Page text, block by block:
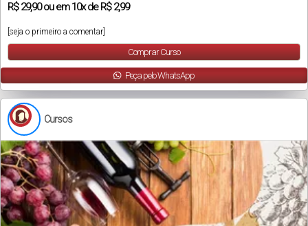
R$29,90ou em10xde R$ 2,99
[seja o primeiro a comentar]
Comprar Curso
Peça pelo WhatsApp
Cursos